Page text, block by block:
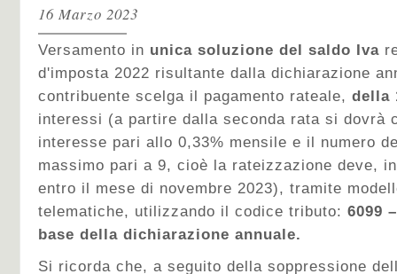
16 Marzo 2023
Versamento in unica soluzione del saldo Iva
d'imposta 2022 risultante dalla dichiarazione
contribuente scelga il pagamento rateale, della
interessi (a partire dalla seconda rata si dovrà
interesse pari allo 0,33% mensile e il numero
massimo pari a 9, cioè la rateizzazione deve,
entro il mese di novembre 2023), tramite
telematiche, utilizzando il codice tributo: 6099
base della dichiarazione annuale.
Si ricorda che, a seguito della soppressione